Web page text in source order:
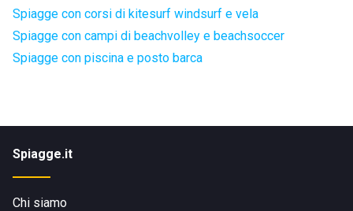
Spiagge con corsi di kitesurf windsurf e vela
Spiagge con campi di beachvolley e beachsoccer
Spiagge con piscina e posto barca
Spiagge.it
Chi siamo